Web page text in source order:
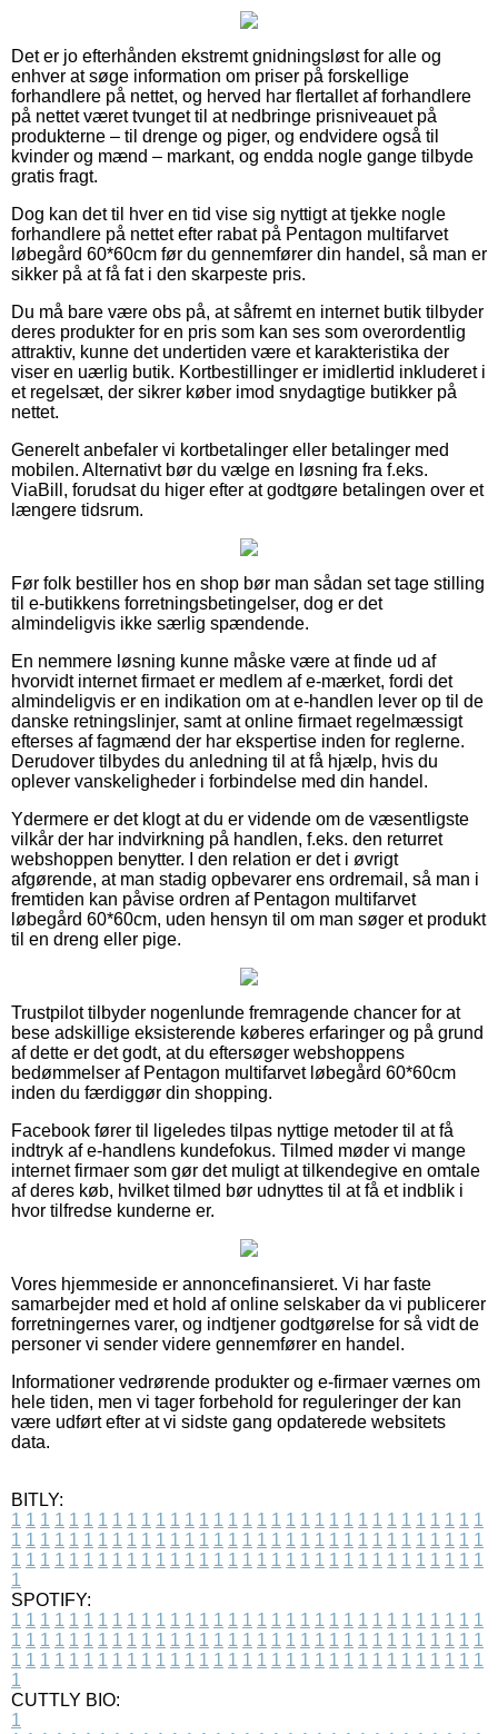
Det er jo efterhånden ekstremt gnidningsløst for alle og
enhver at søge information om priser på forskellige
forhandlere på nettet, og herved har flertallet af forhandlere
på nettet været tvunget til at nedbringe prisniveauet på
produkterne – til drenge og piger, og endvidere også til
kvinder og mænd – markant, og endda nogle gange tilbyde
gratis fragt.
Dog kan det til hver en tid vise sig nyttigt at tjekke nogle
forhandlere på nettet efter rabat på Pentagon multifarvet
løbegård 60*60cm før du gennemfører din handel, så man er
sikker på at få fat i den skarpeste pris.
Du må bare være obs på, at såfremt en internet butik tilbyder
deres produkter for en pris som kan ses som overordentlig
attraktiv, kunne det undertiden være et karakteristika der
viser en uærlig butik. Kortbestillinger er imidlertid inkluderet i
et regelsæt, der sikrer køber imod snydagtige butikker på
nettet.
Generelt anbefaler vi kortbetalinger eller betalinger med
mobilen. Alternativt bør du vælge en løsning fra f.eks.
ViaBill, forudsat du higer efter at godtgøre betalingen over et
længere tidsrum.
Før folk bestiller hos en shop bør man sådan set tage stilling
til e-butikkens forretningsbetingelser, dog er det
almindeligvis ikke særlig spændende.
En nemmere løsning kunne måske være at finde ud af
hvorvidt internet firmaet er medlem af e-mærket, fordi det
almindeligvis er en indikation om at e-handlen lever op til de
danske retningslinjer, samt at online firmaet regelmæssigt
efterses af fagmænd der har ekspertise inden for reglerne.
Derudover tilbydes du anledning til at få hjælp, hvis du
oplever vanskeligheder i forbindelse med din handel.
Ydermere er det klogt at du er vidende om de væsentligste
vilkår der har indvirkning på handlen, f.eks. den returret
webshoppen benytter. I den relation er det i øvrigt
afgørende, at man stadig opbevarer ens ordremail, så man i
fremtiden kan påvise ordren af Pentagon multifarvet
løbegård 60*60cm, uden hensyn til om man søger et produkt
til en dreng eller pige.
Trustpilot tilbyder nogenlunde fremragende chancer for at
bese adskillige eksisterende køberes erfaringer og på grund
af dette er det godt, at du eftersøger webshoppens
bedømmelser af Pentagon multifarvet løbegård 60*60cm
inden du færdiggør din shopping.
Facebook fører til ligeledes tilpas nyttige metoder til at få
indtryk af e-handlens kundefokus. Tilmed møder vi mange
internet firmaer som gør det muligt at tilkendegive en omtale
af deres køb, hvilket tilmed bør udnyttes til at få et indblik i
hvor tilfredse kunderne er.
Vores hjemmeside er annoncefinansieret. Vi har faste
samarbejder med et hold af online selskaber da vi publicerer
forretningernes varer, og indtjener godtgørelse for så vidt de
personer vi sender videre gennemfører en handel.
Informationer vedrørende produkter og e-firmaer værnes om
hele tiden, men vi tager forbehold for reguleringer der kan
være udført efter at vi sidste gang opdaterede websitets
data.
BITLY:
1 1 1 1 1 1 1 1 1 1 1 1 1 1 1 1 1 1 1 1 1 1 1 1 1 1 1 1 1 1 1 1 1
1 1 1 1 1 1 1 1 1 1 1 1 1 1 1 1 1 1 1 1 1 1 1 1 1 1 1 1 1 1 1 1 1
1 1 1 1 1 1 1 1 1 1 1 1 1 1 1 1 1 1 1 1 1 1 1 1 1 1 1 1 1 1 1 1 1
1
SPOTIFY:
1 1 1 1 1 1 1 1 1 1 1 1 1 1 1 1 1 1 1 1 1 1 1 1 1 1 1 1 1 1 1 1 1
1 1 1 1 1 1 1 1 1 1 1 1 1 1 1 1 1 1 1 1 1 1 1 1 1 1 1 1 1 1 1 1 1
1 1 1 1 1 1 1 1 1 1 1 1 1 1 1 1 1 1 1 1 1 1 1 1 1 1 1 1 1 1 1 1 1
1
CUTTLY BIO:
1